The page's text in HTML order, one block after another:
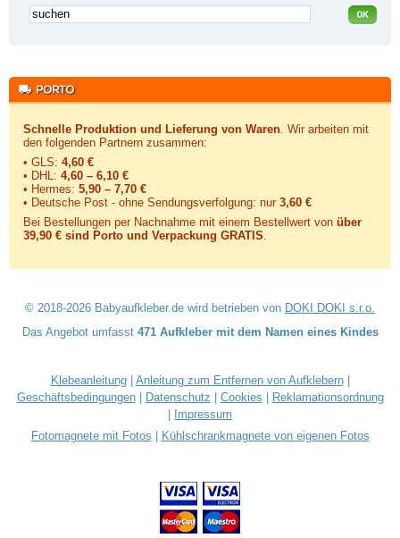
Schnelle Produktion und Lieferung von Waren . Wir arbeiten mit
den folgenden Partnern zusammen:
• GLS: 4,60 €
• DHL: 4,60 – 6,10 €
• Hermes: 5,90 – 7,70 €
• Deutsche Post - ohne Sendungsverfolgung: nur 3,60 €
Bei Bestellungen per Nachnahme mit einem Bestellwert von über
39,90 € sind Porto und Verpackung GRATIS
© 2018-2026 Babyaufkleber.de wird betrieben von DOKI DOKI s.r.o.
Das Angebot umfasst 471 Aufkleber mit dem Namen eines Kindes
Klebeanleitung| Anleitung zum Entfernen von Aufklebern|
Geschäftsbedingungen| Datenschutz Cookies
Reklamationsordnung
Impressum
Fotomagnete mit Fotos
Kühlschrankmagnete von eigenen Fotos